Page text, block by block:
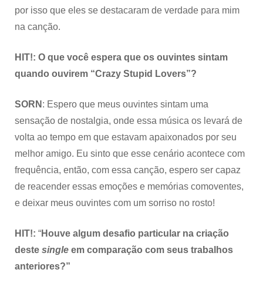
por isso que eles se destacaram de verdade para mim
na canção.
HIT!: O que você espera que os ouvintes sintam
quando ouvirem “Crazy Stupid Lovers”?
SORN : Espero que meus ouvintes sintam uma
sensação de nostalgia, onde essa música os levará de
volta ao tempo em que estavam apaixonados por seu
melhor amigo. Eu sinto que esse cenário acontece com
frequência, então, com essa canção, espero ser capaz
de reacender essas emoções e memórias comoventes,
e deixar meus ouvintes com um sorriso no rosto!
HIT!: “Houve algum desafio particular na criação
deste single em comparação com seus trabalhos
anteriores?”